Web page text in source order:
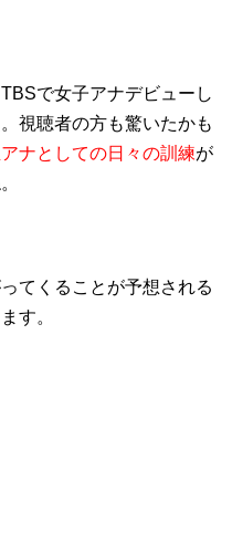
で女子アナデビューし
視聴者の方も驚いたかも
ナとしての日々の訓練が
てくることが予想される
す。